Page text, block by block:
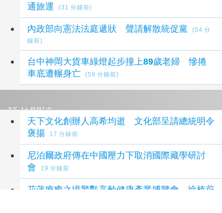
通旅運
(31 分鐘前)
內政部向憲法法庭遞狀 聲請解散統促黨
(54 分
鐘前)
台中神岡大貨車綠燈起步撞上89歲老婦 慘捲
車底遭輾身亡
(59 分鐘前)
延伸閱讀
天下文化創辦人高希均逝 文化部呈請總統明令
褒揚
17 分鐘前
尼泊爾政府傳在中國壓力下取消國際藏學研討
會
19 分鐘前
花蓮療癒之境驚豔高齡健康產業博覽會 徐榛蔚